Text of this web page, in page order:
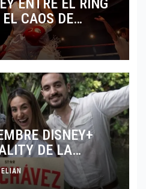
ENTRE EL RING
CAOS DE
DISNEY+
DE LA
MEXICANO